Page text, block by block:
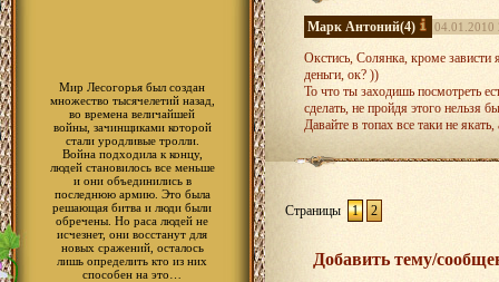
Мир Лесогорья был создан
множество тысячелетий назад,
во времена величайшей
войны, зачинщиками которой
стали уродливые тролли.
Война подходила к концу,
людей становилось все меньше
и они объединились в
последнюю армию. Это была
решающая битва и люди были
обречены. Но раса людей не
исчезнет, они восстанут для
новых сражений, осталось
лишь определить кто из них
способен на это…
Я на опыт и не замарачиваюсь. Я
обновления.
Чего и вам желаю. Поиграем на
Марк Антоний(4) 04.01.2010
Окстись, Солянка, кроме зависти
деньги, ок? ))
То что ты заходишь посмотреть
сделать, не пройдя этого нельзя
Давайте в топах все таки не
Страницы 1 2
Добавить тему/